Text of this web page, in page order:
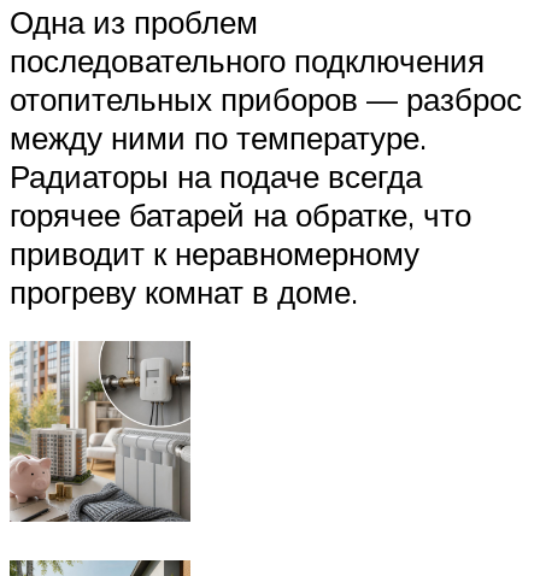
Одна из проблем
последовательного подключения
отопительных приборов — разброс
между ними по температуре.
Радиаторы на подаче всегда
горячее батарей на обратке, что
приводит к неравномерному
прогреву комнат в доме.